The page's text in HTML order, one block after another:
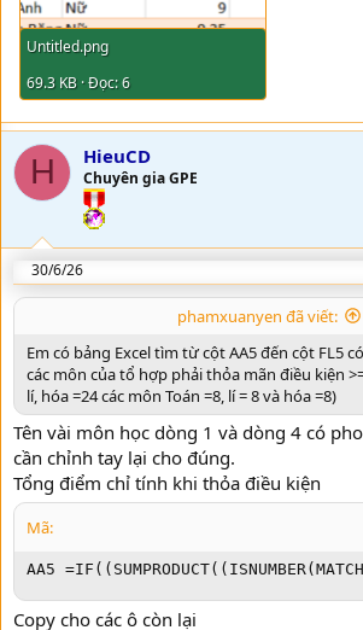
Untitled.png
69.3 KB · Đọc: 6
H HieuCD
Chuyên gia GPE
30/6/26
phamxuanyen đã viết:
Em có bảng Excel tìm từ cột AA5 đến cột FL5
các môn của tổ hợp phải thỏa mãn điều kiện
lí, hóa =24 các môn Toán =8, lí = 8 và hóa =8)
Tên vài môn học dòng 1 và dòng 4 có
cần chỉnh tay lại cho đúng.
Tổng điểm chỉ tính khi thỏa điều kiện
Mã:
AA5
Copy cho các ô còn lại